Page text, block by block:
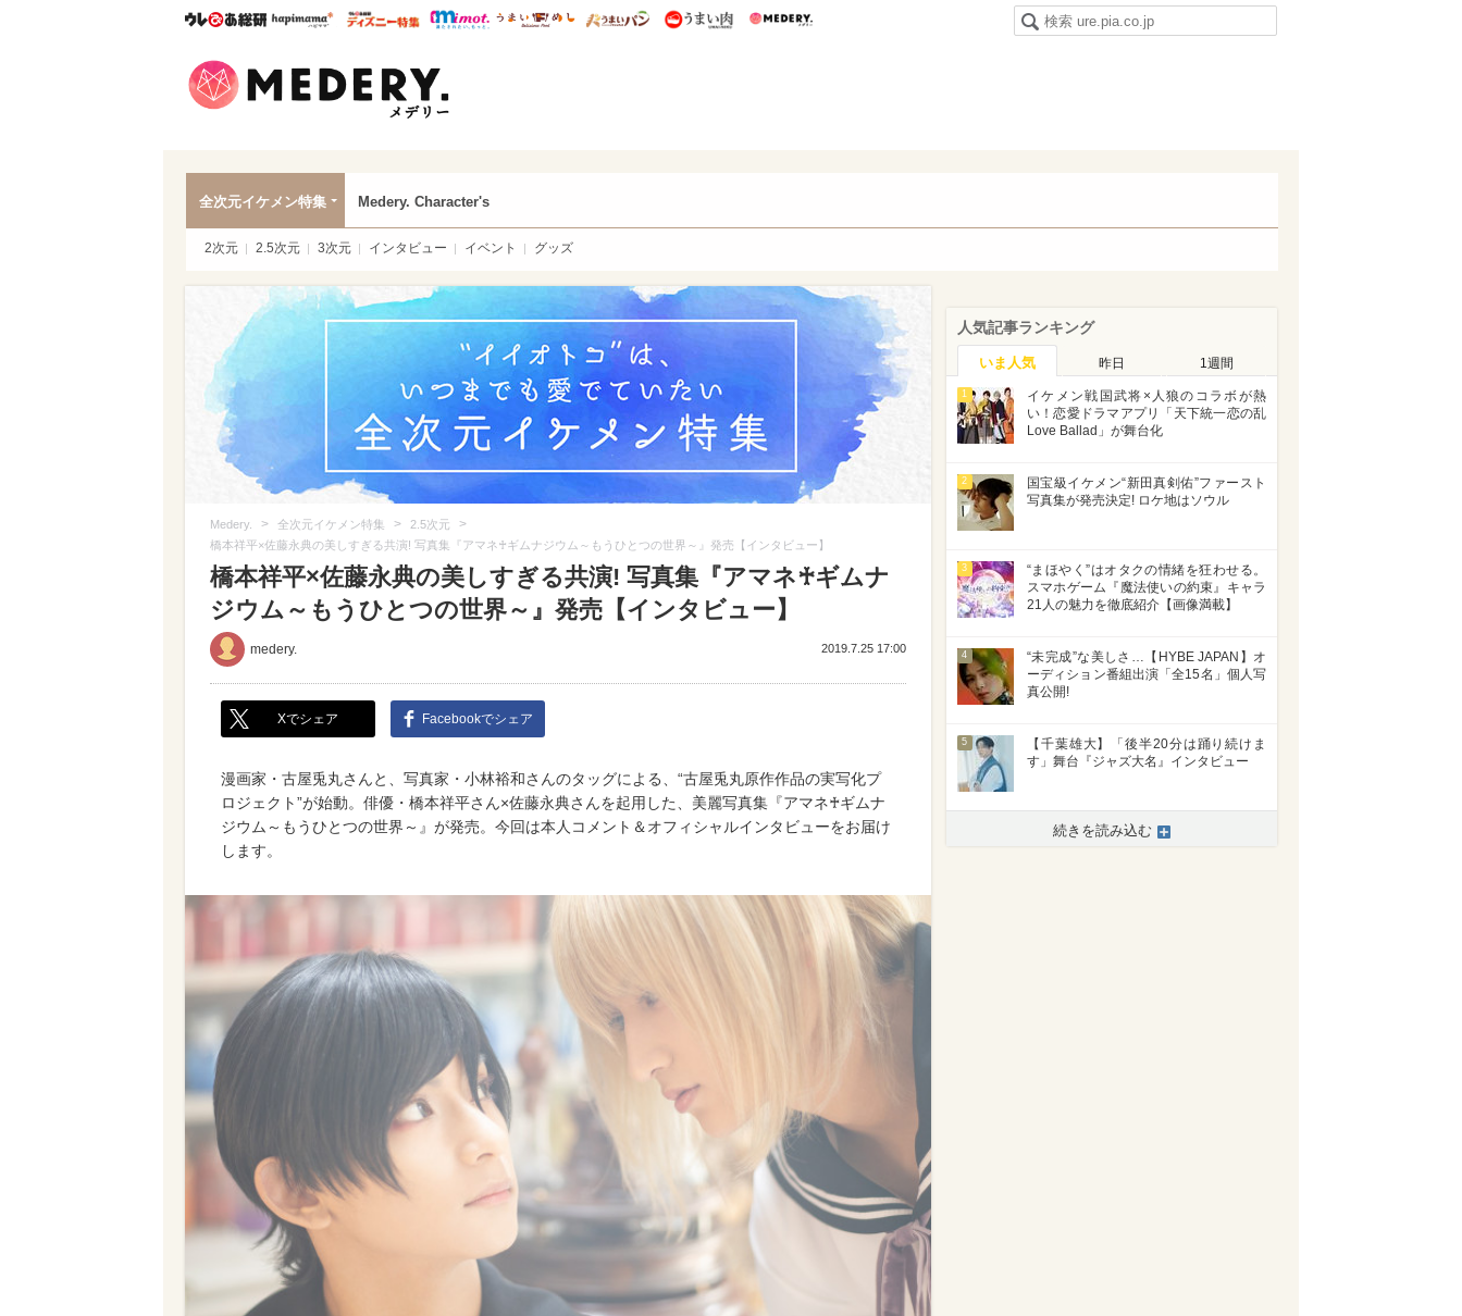
ウレぴあ総研ハピママ* ウレぴあ総研 ディズニー特集
mimot. うまいめし うまいパン うまい肉
全次元イケメン特集 Medery. Character's
2次元 2.5次元 3次元 インタビュー イベント グッズ
Medery. > 全次元イケメン特集 > 2.5次元 >
橋本祥平×佐藤永典の美しすぎる共演! 写真集『アマネ♰ギムナジウム～もうひとつの世界～』発売【インタビュー】
橋本祥平×佐藤永典の美しすぎる共演! 写真集『アマネ♰ギムナ
ジウム～もうひとつの世界～』発売【インタビュー】
medery. 2019.7.25 17:00
Xでシェア Facebookでシェア
漫画家・古屋兎丸さんと、写真家・小林裕和さんのタッグによる、“古屋兎丸原作作品の実写化プ
ロジェクト”が始動。俳優・橋本祥平さん×佐藤永典さんを起用した、美麗写真集『アマネ♰ギムナ
ジウム～もうひとつの世界～』が発売。今回は本人コメント＆オフィシャルインタビューをお届け
します。
人気記事ランキング
いま人気 昨日 1週間
1
イケメン戦国武将×人狼のコラボが熱
い！恋愛ドラマアプリ「天下統一恋の乱
Love Ballad」が舞台化
2
国宝級イケメン“新田真剣佑”ファースト
写真集が発売決定! ロケ地はソウル
3
“まほやく”はオタクの情緒を狂わせる。
スマホゲーム『魔法使いの約束』キャラ
21人の魅力を徹底紹介【画像満載】
4
“未完成”な美しさ…【HYBE JAPAN】オ
ーディション番組出演「全15名」個人写
真公開!
5
【千葉雄大】「後半20分は踊り続けま
す」舞台『ジャズ大名』インタビュー
続きを読み込む